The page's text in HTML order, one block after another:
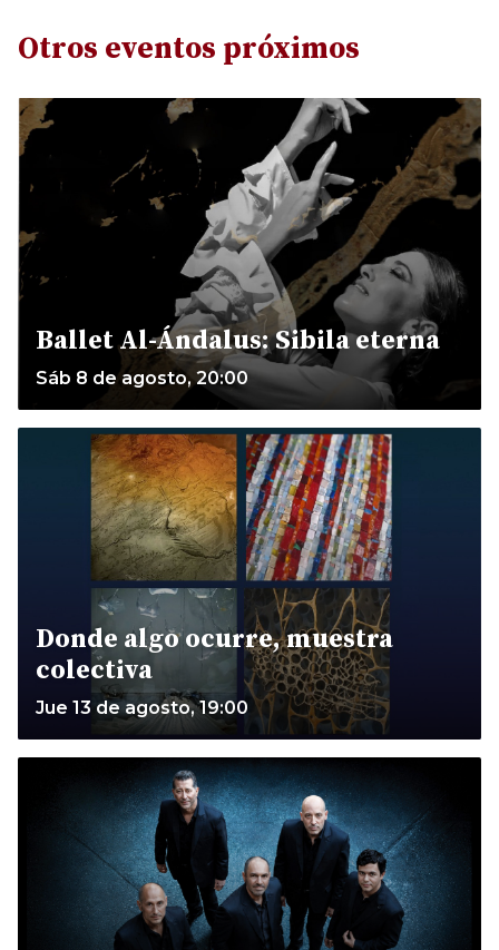
Otros eventos próximos
Ballet Al-Ándalus: Sibila eterna
Sáb 8 de agosto, 20:00
Donde algo ocurre, muestra
colectiva
Jue 13 de agosto, 19:00